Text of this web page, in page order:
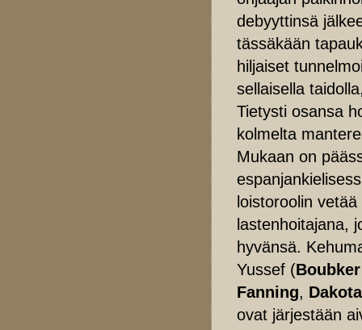
debyyttinsä
tässäkään
hiljaiset
sellaisella
Tietysti osansa
kolmelta
Mukaan on
loistoroolin
lastenhoitajana,
hyvänsä.
Yussef (
Fanning,
ovat järjestään